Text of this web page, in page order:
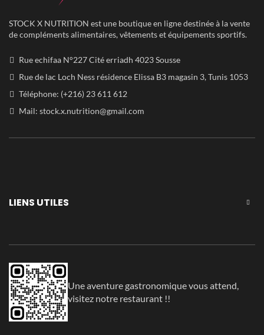
STOCK X NUTRITION est une boutique en ligne destinée à la vente
de compléments alimentaires, vêtements et équipements sportifs.
Rue echifaa N°227 Cité erriadh 4023 Sousse
Rue de lac Loch Ness résidence Elissa B3 magasin 3, Tunis 1053
Téléphone: (+216) 23 611 612
Mail: stock.x.nutrition@gmail.com
LIENS UTILES
Une aventure gastronomique vous attend,
visitez notre restaurant !!